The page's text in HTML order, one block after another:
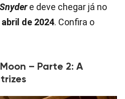
e deve chegar já no
abril de 2024. Confira o
– Parte 2: A